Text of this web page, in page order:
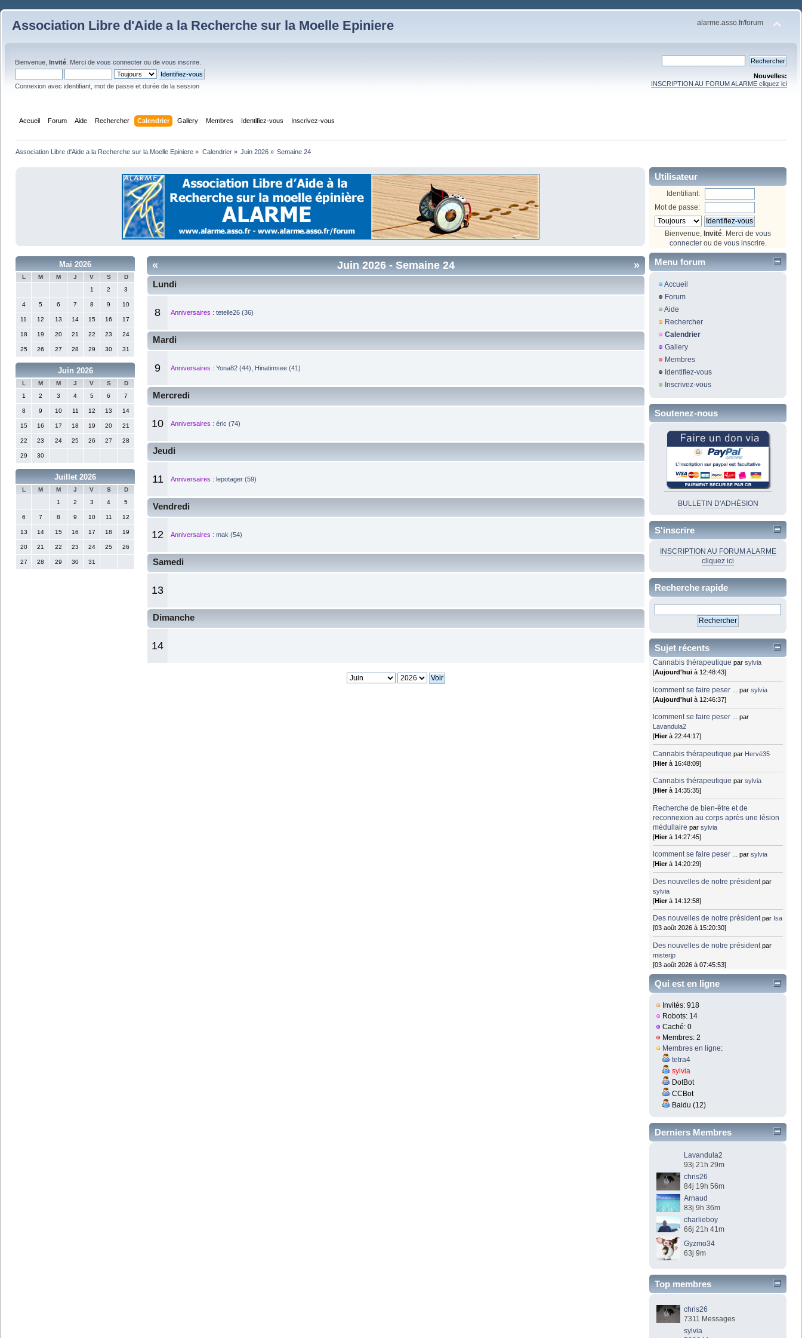
Association Libre d'Aide a la Recherche sur la Moelle Epiniere alarme.asso.fr/forum
Bienvenue, Invité . Merci de vous connecter ou de vous inscrire
Connexion avec identifiant, mot de passe et durée de la session
Nouvelles:
INSCRIPTION AU FORUM ALARME cliquez ici
Accueil Forum Aide Rechercher Calendrier Gallery Membres Identifiez-vous Inscrivez-vous
Association Libre d'Aide a la Recherche sur la Moelle Epiniere » Calendrier» Juin 2026» Semaine 24
Mai 2026
L M M J V S
D
1
2 3
4 5 6 7 8 9 10
11 12 13 14 15 16 17
18 19 20 21 22 23 24
25 26 27 28 29 30 31
Juin 2026
L M M J V S
D
1
2 3 4 5 6 7
8 9 10 11 12 13 14
15 16 17 18 19 20 21
22 23 24 25 26 27 28
29 30
Juillet 2026
L M M J V S
D
1
2 3 4 5
6 7 8 9 10 11 12
13 14 15 16 17 18 19
20 21 22 23 24 25 26
27 28 29 30 31
« »
Juin 2026- Semaine 24
Lundi
8 Anniversaires : tetelle26 (36)
Mardi
9 Anniversaires : Yona82 (44) Hinatimsee (41)
Mercredi
10 Anniversaires : éric (74)
Jeudi
11 Anniversaires : lepotager (59)
Vendredi
12 Anniversaires : mak (54)
Samedi
13
Dimanche
14
Utilisateur
Identifiant:
Mot de passe:
Bienvenue, Invité . Merci de vous
connecterou de vous inscrire
Menu forum
Accueil
Forum
Aide
Rechercher
Calendrier
Gallery
Membres
Identifiez-vous
Inscrivez-vous
Soutenez-nous
BULLETIN D'ADHÉSION
S'inscrire
INSCRIPTION AU FORUM ALARME
cliquez ici
Recherche rapide
Sujet récents
Cannabis thérapeutique parsylvia
[Aujourd'hui à 12:48:43]
lcomment se faire peser ... parsylvia
[Aujourd'hui à 12:46:37]
lcomment se faire peser ... par
Lavandula2
[Hierà 22:44:17]
Cannabis thérapeutique par Hervé35
[Hierà 16:48:09]
Cannabis thérapeutique parsylvia
[Hierà 14:35:35]
Recherche de bien-être et de
reconnexion au corps après une lésion
médullaire parsylvia
[Hierà 14:27:45]
lcomment se faire peser ... parsylvia
[Hierà 14:20:29]
Des nouvelles de notre président par
sylvia
[Hierà 14:12:58]
Des nouvelles de notre président par Isa
[03 août 2026 à 15:20:30]
Des nouvelles de notre président par
misterjp
[03 août 2026 à 07:45:53]
Qui est en ligne
Invités: 918
Robots: 14
Caché: 0
Membres: 2
Membres en ligne:
tetra4
sylvia
DotBot
CCBot
Baidu (12)
Derniers Membres
Lavandula2
93j 21h 29m
chris26
84j 19h 56m
Arnaud
83j 9h 36m
charlieboy
66j 21h 41m
Gyzmo34
63j 9m
Top membres
chris26
7311 Messages
sylvia